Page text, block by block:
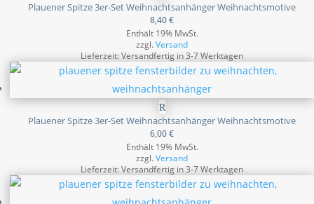
Plauener Spitze 3er-Set Weihnachtsanhänger Weihnachtsmotive
8,40€
Enthält 19% MwSt.
zzgl.Versand
Lieferzeit: Versandfertig in 3-7 Werktagen
Plauener Spitze 3er-Set Weihnachtsanhänger Weihnachtsmotive
6,00€
Enthält 19% MwSt.
zzgl.Versand
Lieferzeit: Versandfertig in 3-7 Werktagen